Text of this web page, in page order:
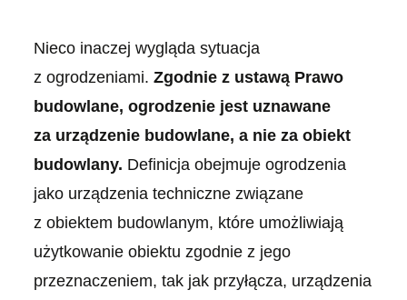
Nieco inaczej wygląda sytuacja
z ogrodzeniami.Zgodnie z ustawą Prawo
budowlane, ogrodzenie jest uznawane
za urządzenie budowlane, a nie za obiekt
budowlany. Definicja obejmuje ogrodzenia
jako urządzenia techniczne związane
z obiektem budowlanym, które umożliwiają
użytkowanie obiektu zgodnie z jego
przeznaczeniem, tak jak przyłącza, urządzenia